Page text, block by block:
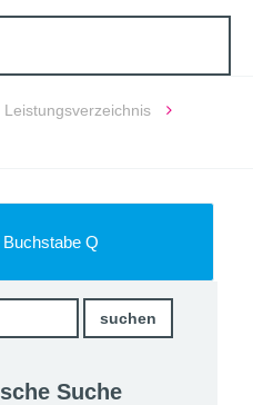
Leistungsverzeichnis
Buchstabe Q
Suche